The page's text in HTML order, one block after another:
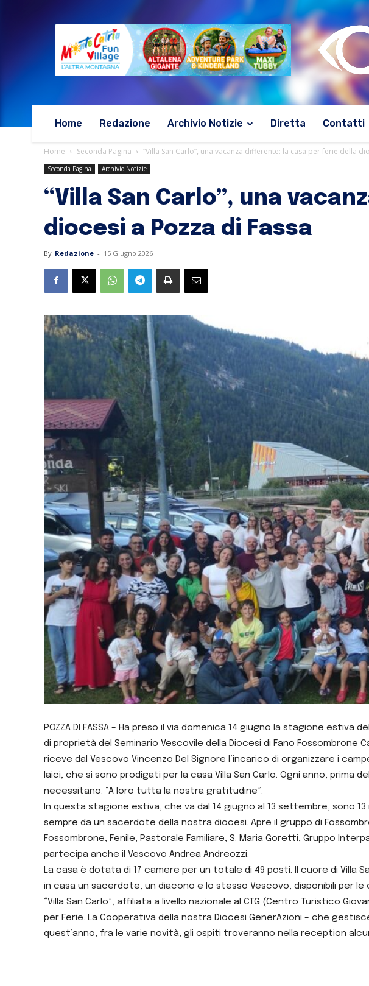
Home Redazione Archivio Notizie Diretta Contatti
Home Seconda Pagina “Villa San Carlo”, una vacanza differente: la casa per ferie della
Seconda Pagina Archivio Notizie
“Villa San Carlo”, una
diocesi a Pozza di Fassa
By Redazione - 15 Giugno 2026
POZZA DI FASSA – Ha preso il via domenica 14 giugno la stagione estiva
di proprietà del Seminario Vescovile della Diocesi di Fano Fossombrone
riceve dal Vescovo Vincenzo Del Signore l’incarico di organizzare i
laici, che si sono prodigati per la casa Villa San Carlo. Ogni anno, prima
necessitano. “A loro tutta la nostra gratitudine”.
In questa stagione estiva, che va dal 14 giugno al 13 settembre, sono
sempre da un sacerdote della nostra diocesi. Apre il gruppo di
Fossombrone, Fenile, Pastorale Familiare, S. Maria Goretti, Gruppo
partecipa anche il Vescovo Andrea Andreozzi.
La casa è dotata di 17 camere per un totale di 49 posti. Il cuore di Villa
in casa un sacerdote, un diacono e lo stesso Vescovo, disponibili per le
“Villa San Carlo”, affiliata a livello nazionale al CTG (Centro Turistico
per Ferie. La Cooperativa della nostra Diocesi GenerAzioni – che
quest’anno, fra le varie novità, gli ospiti troveranno nella reception